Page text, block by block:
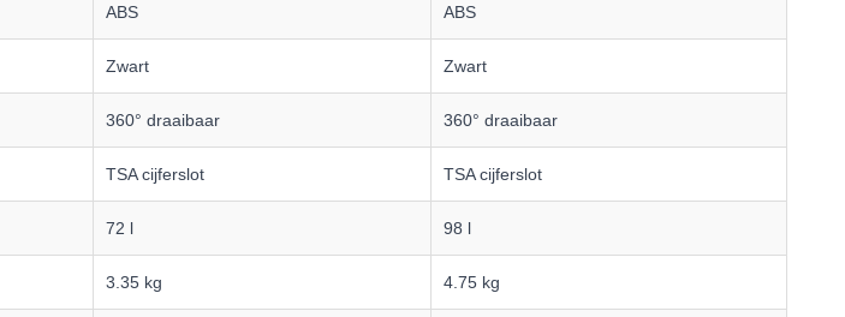
ABS ABS
Zwart Zwart
360° draaibaar 360° draaibaar
TSA cijferslot TSA cijferslot
72 l 98 l
3.35 kg 4.75 kg